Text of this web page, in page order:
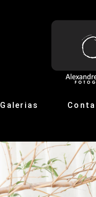
Galerias